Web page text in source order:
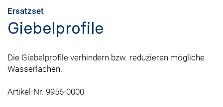
Ersatzset
Giebelprofile
Die Giebelprofile verhindern bzw. reduzieren mögliche
Wasserlachen.
Artikel-Nr. 9956-0000